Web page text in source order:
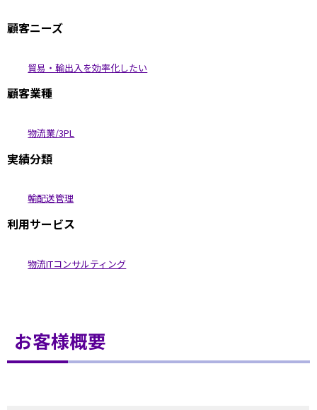
顧客ニーズ
貿易・輸出入を効率化したい
顧客業種
物流業/3PL
実績分類
輸配送管理
利用サービス
物流ITコンサルティング
お客様概要